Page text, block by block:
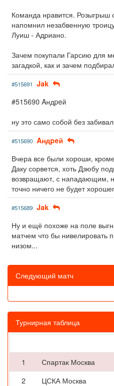
Команда нравится. Розыгрыш
напомнил незабвенную
Луиш - Адриано.
Зачем покупали Гарсию для
загадкой, как и зачем
#515691 Jak
#515690 Aндpeй
ну это само собой без
#515690 Aндpeй
Вчера все были хороши,
Даку сорвется, хоть Дзюбу
возвращают, с нападающим,
точно ничего не будет
#515689 Jak
Ну и ещё похоже на поле
матчем что бы нивелировать
низом...
Следующий матч
Турнирная таблица
1
Спартак Москва
2
ЦСКА Москва